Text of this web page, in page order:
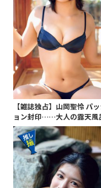
【雑誌独占】山岡聖怜 パ
ョン封印……大人の露天風